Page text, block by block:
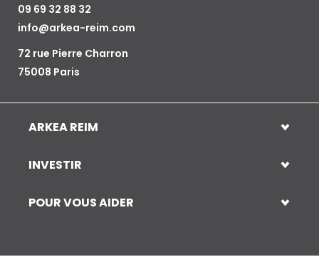
09 69 32 88 32
info@arkea-reim.com
72 rue Pierre Charron
75008 Paris
ARKEA REIM
INVESTIR
POUR VOUS AIDER